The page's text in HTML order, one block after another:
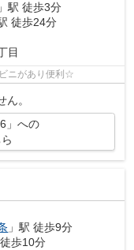
」駅 徒歩3分
徒歩24分
目
ニがあり便利☆
。
」への
」駅 徒歩9分
徒歩10分